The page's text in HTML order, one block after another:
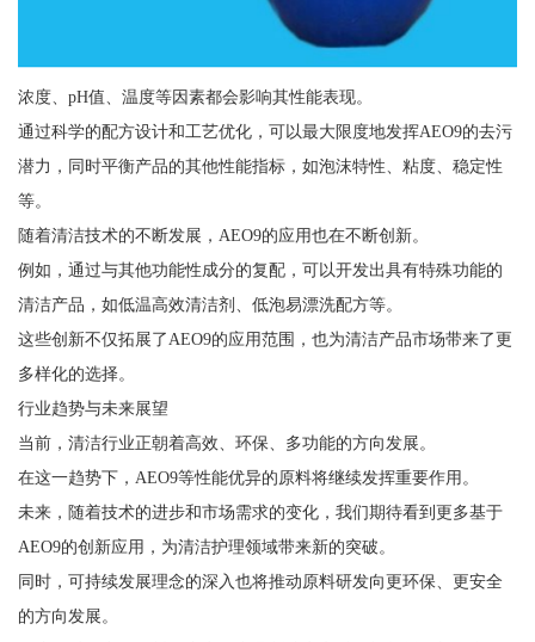
浓度、pH值、温度等因素都会影响其性能表现。
通过科学的配方设计和工艺优化，可以最大限度地发挥AEO9的去污
潜力，同时平衡产品的其他性能指标，如泡沫特性、粘度、稳定性
等。
随着清洁技术的不断发展，AEO9的应用也在不断创新。
例如，通过与其他功能性成分的复配，可以开发出具有特殊功能的
清洁产品，如低温高效清洁剂、低泡易漂洗配方等。
这些创新不仅拓展了AEO9的应用范围，也为清洁产品市场带来了更
多样化的选择。
行业趋势与未来展望
当前，清洁行业正朝着高效、环保、多功能的方向发展。
在这一趋势下，AEO9等性能优异的原料将继续发挥重要作用。
未来，随着技术的进步和市场需求的变化，我们期待看到更多基于
AEO9的创新应用，为清洁护理领域带来新的突破。
同时，可持续发展理念的深入也将推动原料研发向更环保、更安全
的方向发展。